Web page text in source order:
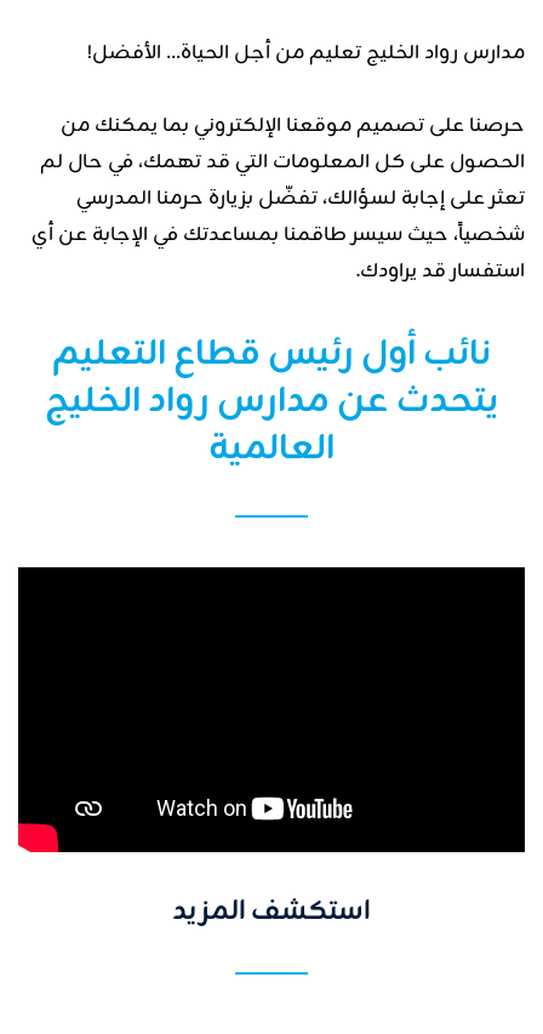
مدارس رواد الخليج تعليم من أجل الحياة… الأفضل!
حرصنا على تصميم موقعنا الإلكتروني بما يمكنك من
الحصول على كل المعلومات التي قد تهمك، في حال لم
تعثر على إجابة لسؤالك، تفضّل بزيارة حرمنا المدرسي
شخصياً، حيث سيسر طاقمنا بمساعدتك في الإجابة عن أي
استفسار قد يراودك.
نائب أول رئيس قطاع التعليم
يتحدث عن مدارس رواد الخليج
العالمية
استكشف المزيد